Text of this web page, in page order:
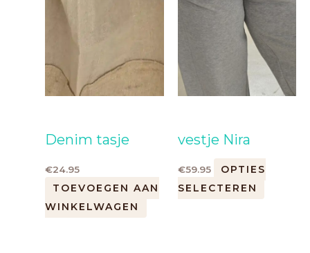
Denim tasje
€24.95
TOEVOEGEN AAN
WINKELWAGEN
vestje Nira
€59.95
OPTIES
SELECTEREN